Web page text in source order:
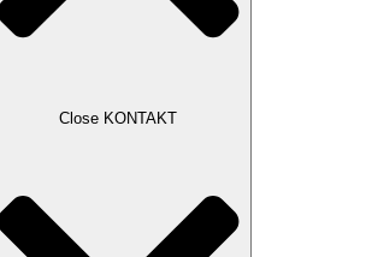
Close KONTAKT